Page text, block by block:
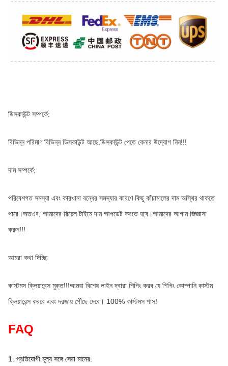
ডিসকাউন্ট সম্পর্কে:
বিভিন্ন পরিমাণ বিভিন্ন ডিসকাউন্ট আছে.ডিসকাউন্ট পেতে কেনার উদ্যোগ নিন!!!
দাম সম্পর্কে:
পরিবেশগত সমস্যা এবং কারখানা বন্ধের সমস্যার কারণে কিছু কাঁচামালের দাম অস্থির থাকতে
পারে।অতএব, আমাদের রিয়েল টাইমে দাম আপডেট করতে হবে।আমাদের আগাম জিজ্ঞাসা
করুন!!!
আমরা কথা দিচ্ছি:
কাস্টমস ক্লিয়ারেন্স মুক্ত!!!আমরা বিশেষ লাইন দ্বারা শিপিং করব যে শিপিং কোম্পানি কাস্টম
ক্লিয়ারেন্স করবে এবং দরজায় পৌঁছে দেবে। 100% কাস্টমস পাস!
FAQ
1. প্রতিযোগী মূল্য সঙ্গে সেরা মানের.